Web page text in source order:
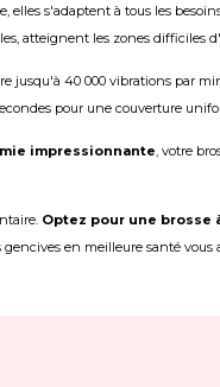
elles s'adaptent à tous les
atteignent les zones difficiles
jusqu'à 40 000 vibrations par
pour une couverture
impressionnante , votre
Optez pour une brosse
en meilleure santé vous